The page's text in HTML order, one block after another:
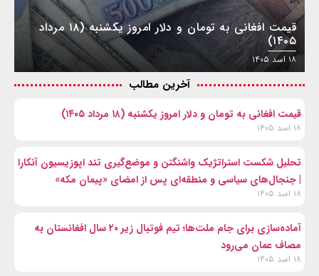
قیمت افغانی به تومان و دلار امروز یکشنبه (۱۸ مرداد
۱۴۰۵)
۱۸ اسد ۱۴۰۵
آخرین مطالب
قیمت افغانی به تومان و دلار امروز یکشنبه (۱۸ مرداد ۱۴۰۵)
۱۸ اسد ۱۴۰۵
تحلیل شکست استراتژیک واشنگتن و موضع‌گیری تند اپوزیسیون آنکارا
| جنجال‌های سیاسی و منطقه‌ای پس از امضای «پیمان مکه»
۱۸ اسد ۱۴۰۵
آماده‌سازی برای جام ملت‌ها؛ تیم فوتبال زیر ۲۰ سال افغانستان به
مصاف عمان می‌رود
۱۸ اسد ۱۴۰۵